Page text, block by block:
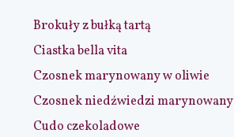
Brokuły z bułką tartą
Ciastka bella vita
Czosnek marynowany w oliwie
Czosnek niedźwiedzi marynowany
Cudo czekoladowe